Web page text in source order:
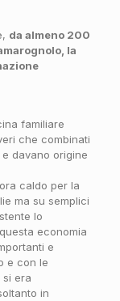
da almeno 200
la
familiare
che combinati
davano origine
caldo per la
ma su semplici
lo
economia
e
e con le
si era
in